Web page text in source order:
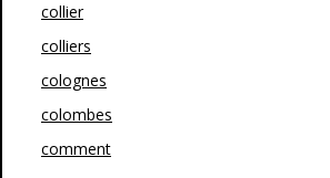
collier
colliers
colognes
colombes
comment